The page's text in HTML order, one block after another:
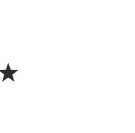
の就職応援サイト）
パス）』